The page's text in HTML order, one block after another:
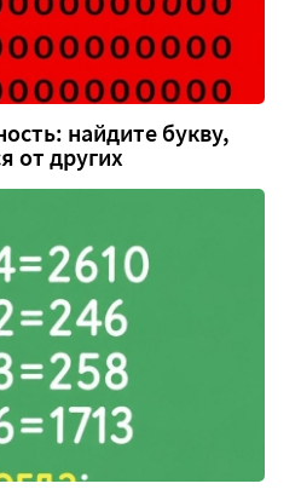
найдите букву,
от других